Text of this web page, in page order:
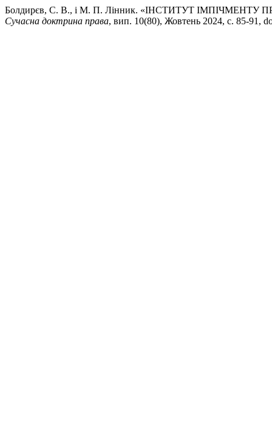
Болдирєв, С. В., і М. П. Лінник. «ІНСТИТУТ
Сучасна доктрина права, вип. 10(80), Жовтень 2024, с. 85-91,